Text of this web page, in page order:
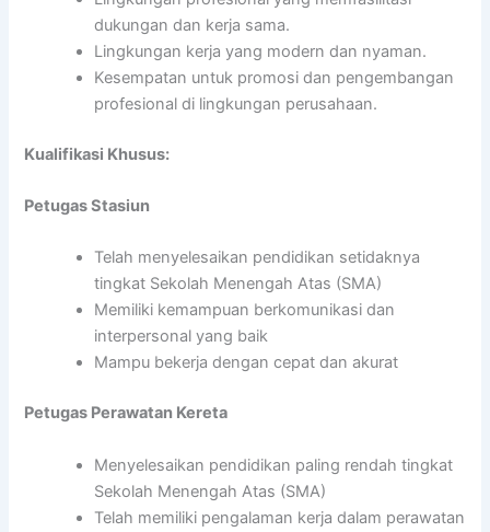
dukungan dan kerja sama.
Lingkungan kerja yang modern dan nyaman.
Kesempatan untuk promosi dan pengembangan
profesional di lingkungan perusahaan.
Kualifikasi Khusus:
Petugas Stasiun
Telah menyelesaikan pendidikan setidaknya
tingkat Sekolah Menengah Atas (SMA)
Memiliki kemampuan berkomunikasi dan
interpersonal yang baik
Mampu bekerja dengan cepat dan akurat
Petugas Perawatan Kereta
Menyelesaikan pendidikan paling rendah tingkat
Sekolah Menengah Atas (SMA)
Telah memiliki pengalaman kerja dalam perawatan